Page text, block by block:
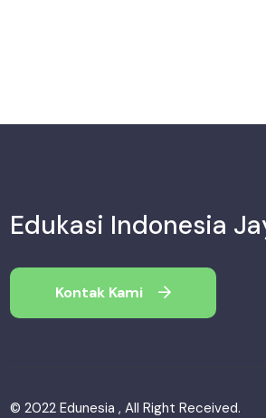
Edukasi Indonesia
Kontak Kami
© 2022 Edunesia , All Right Received.